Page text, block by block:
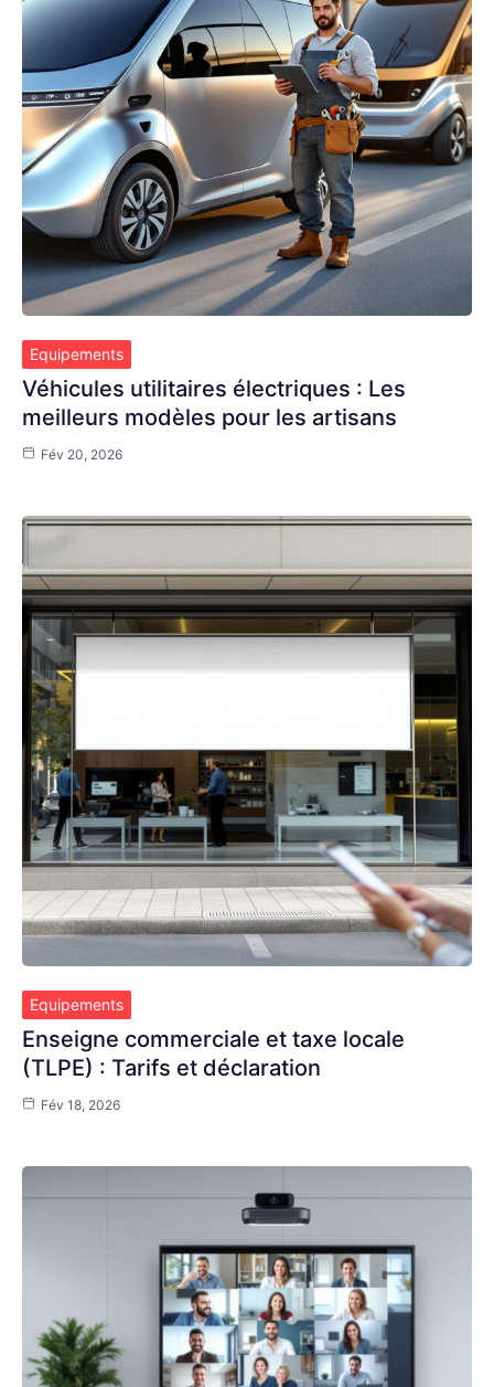
Equipements
Véhicules utilitaires électriques : Les
meilleurs modèles pour les artisans
Fév 20, 2026
Equipements
Enseigne commerciale et taxe locale
(TLPE) : Tarifs et déclaration
Fév 18, 2026